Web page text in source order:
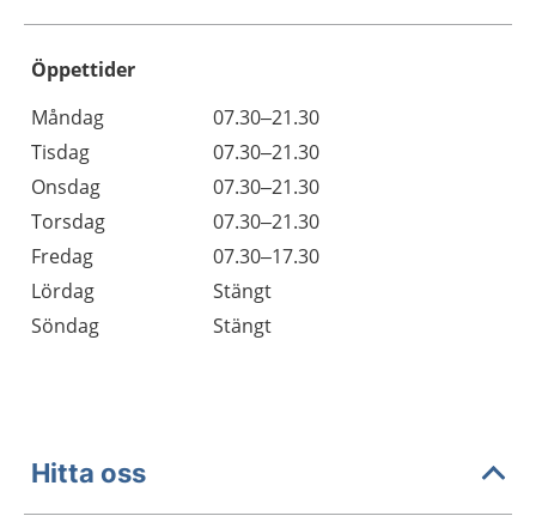
Öppettider
Dag
Öppettider
Kommentarer
Måndag
07.30–21.30
Tisdag
07.30–21.30
Onsdag
07.30–21.30
Torsdag
07.30–21.30
Fredag
07.30–17.30
Lördag
Stängt
Söndag
Stängt
Hitta oss